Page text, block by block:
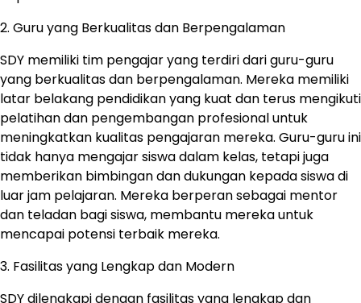
2. Guru yang Berkualitas dan Berpengalaman
SDY memiliki tim pengajar yang terdiri dari guru-guru
yang berkualitas dan berpengalaman. Mereka memiliki
latar belakang pendidikan yang kuat dan terus mengikuti
pelatihan dan pengembangan profesional untuk
meningkatkan kualitas pengajaran mereka. Guru-guru ini
tidak hanya mengajar siswa dalam kelas, tetapi juga
memberikan bimbingan dan dukungan kepada siswa di
luar jam pelajaran. Mereka berperan sebagai mentor
dan teladan bagi siswa, membantu mereka untuk
mencapai potensi terbaik mereka.
3. Fasilitas yang Lengkap dan Modern
SDY dilengkapi dengan fasilitas yang lengkap dan